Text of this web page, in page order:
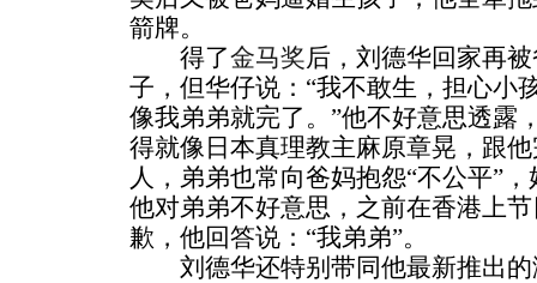
箭牌。
得了金马奖后，刘德华回家再
子，但华仔说：“我不敢生，担心小
像我弟弟就完了。”他不好意思透露
得就像日本真理教主麻原章晃，跟
人，弟弟也常向爸妈抱怨“不公平”
他对弟弟不好意思，之前在香港上
歉，他回答说：“我弟弟”。
刘德华还特别带同他最新推出的